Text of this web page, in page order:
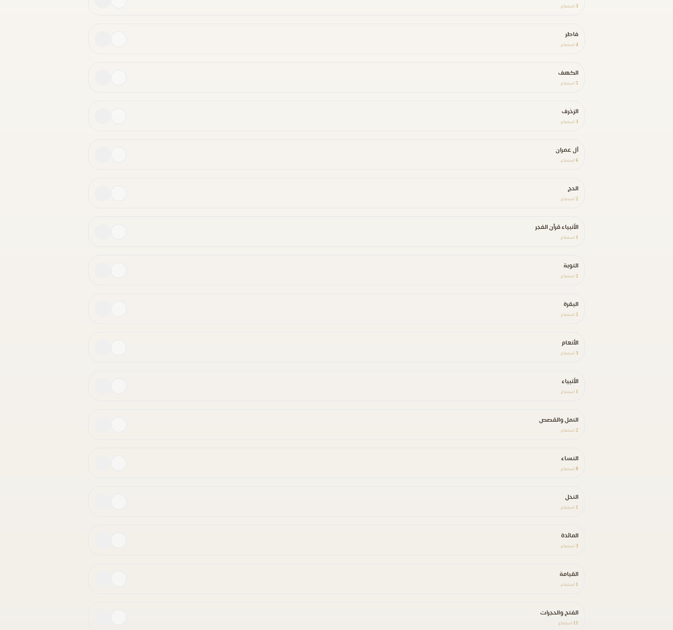
3 استماع
فاطر
4 استماع
الكهف
5 استماع
الزخرف
3 استماع
آل عمران
6 استماع
الحج
2 استماع
الأنبياء قرآن الفجر
1 استماع
التوبة
2 استماع
البقرة
2 استماع
الأنعام
3 استماع
الأنبياء
1 استماع
النمل والقصص
2 استماع
النساء
8 استماع
النحل
1 استماع
المائدة
3 استماع
القيامة
1 استماع
الفتح والحجرات
11 استماع